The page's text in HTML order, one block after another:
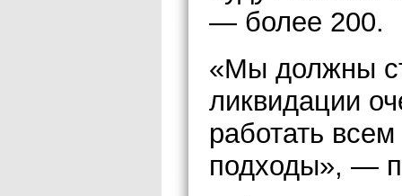
— более 200.
«Мы должны
ликвидации
работать
подходы», —